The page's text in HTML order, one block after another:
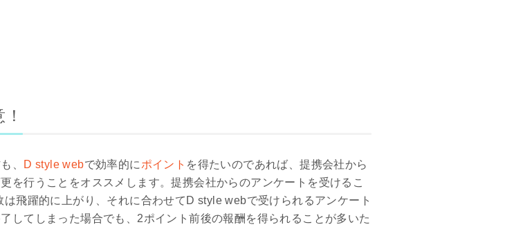
、 D style webで効率的に ポイント を得たいのであれば、提携会社から
を行うことをオススメします。提携会社からのアンケートを受けるこ
飛躍的に上がり、それに合わせてD style webで受けられるアンケート
してしまった場合でも、2ポイント前後の報酬を得られることが多いた